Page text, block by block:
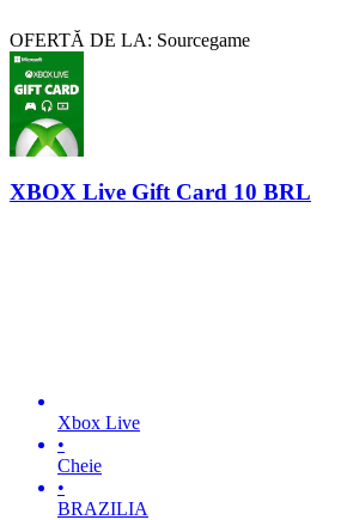
OFERTĂ DE LA: Sourcegame
XBOX Live Gift Card 10 BRL
Xbox Live
•
Cheie
•
BRAZILIA